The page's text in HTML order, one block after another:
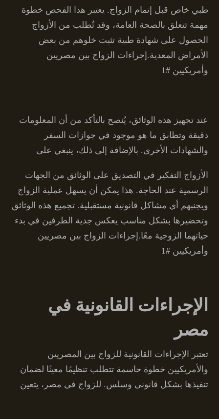
طبي خاص قبل إتمام الزواج. يعتبر هذا الفحص خطوة
مهمة تتعلق بالصحة العامة، وقد تُطلب من الأزواج
الحصول على شهادة طبية تثبت خلوهم من بعض
الأمراض المعدية.إجراءات الزواج بين مصريين
وأمريكيين #1
عند تجهيز هذه الوثائق، يُنصح بالتأكد من أن المعلومات
دقيقة وتطابق ما هو موجود في جوازات السفر
والشهادات الأخرى. بالإضافة إلى ذلك، ينبغي على
الأزواج التفكير في التصديق على الوثائق من الجهات
الرسمية عند الحاجة. هذا يمكن أن يسهل عملية الزواج
ويجنبهم أي مشاكل قانونية مستقبلية. تجميع هذه الوثائق
وتحضيرها بشكل مناسب يعكس جدية الطرفين في بدء
حياتهما الزوجية معًا.إجراءات الزواج بين مصريين
وأمريكيين #1
الإجراءات القانونية في
مصر
تعتبر الإجراءات القانونية للزواج بين المصريين
والأمريكيين خطوة حاسمة تتطلب تنظيمًا معينًا لضمان
تنفيذها بشكل قانوني وسلس. للزواج في مصر، يتعين